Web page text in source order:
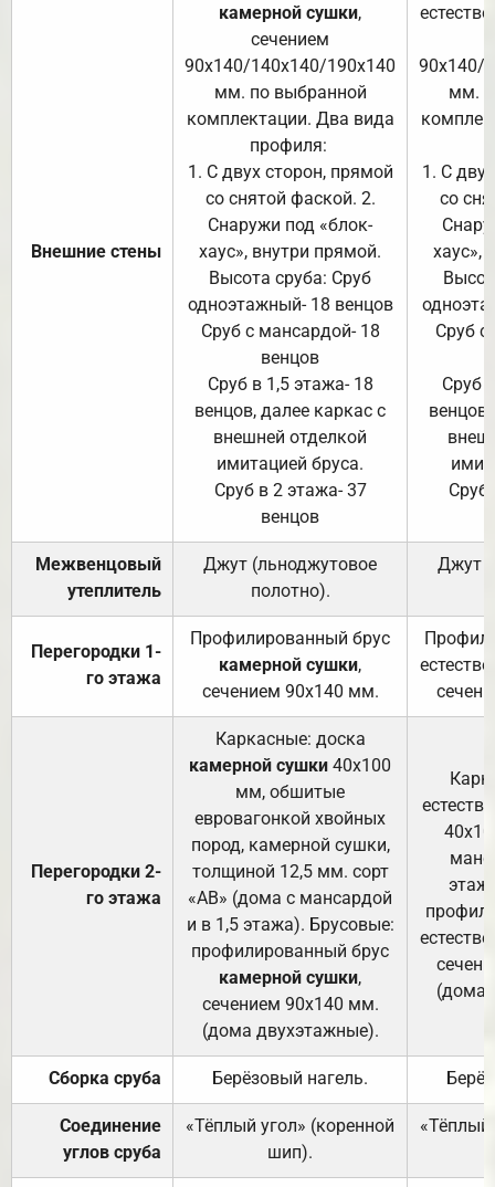
Внешние стены
камерной сушки,
сечением
90х140/140х140/190х140
мм. по выбранной
комплектации. Два вида
профиля:
1. С двух сторон, прямой
со снятой фаской. 2.
Снаружи под «блок-
хаус», внутри прямой.
Высота сруба: Сруб
одноэтажный- 18 венцов
Сруб с мансардой- 18
венцов
Сруб в 1,5 этажа- 18
венцов, далее каркас с
внешней отделкой
имитацией бруса.
Сруб в 2 этажа- 37
венцов
90х140/
мм.
1. С
со
хаус»,
Сруб с
Сруб
Сруб
Межвенцовый
утеплитель
Джут (льноджутовое
полотно).
Джут
Перегородки 1-
го этажа
Профилированный брус
камерной сушки,
сечением 90х140 мм.
Перегородки 2-
го этажа
Каркасные: доска
камерной сушки 40х100
мм, обшитые
евровагонкой хвойных
пород, камерной сушки,
толщиной 12,5 мм. сорт
«АВ» (дома с мансардой
и в 1,5 этажа). Брусовые:
профилированный брус
камерной сушки,
сечением 90х140 мм.
(дома двухэтажные).
(дома
Сборка сруба Берёзовый нагель.
Соединение
углов сруба
«Тёплый угол» (коренной
шип).
«Тёплый